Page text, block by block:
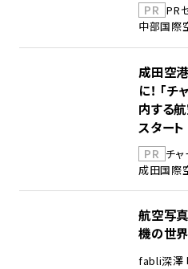
PR PR
中部国際
成田空
に！ 「
内する
スタート
PR チャ
成田国際
航空写
機の世
fabli深澤